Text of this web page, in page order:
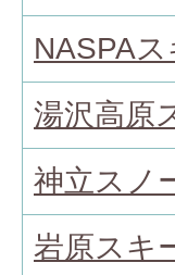
NASPA
湯沢高原
神立スノ
岩原スキ